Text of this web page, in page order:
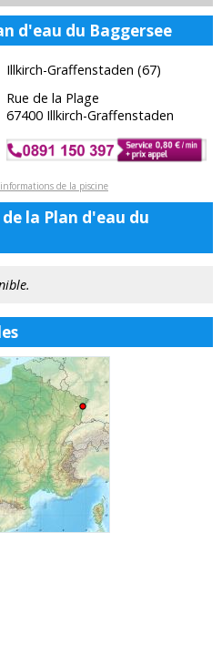
d'eau du Baggersee
Illkirch-Graffenstaden (67)
Rue de la Plage
67400 Illkirch-Graffenstaden
de la piscine
la Plan d'eau du